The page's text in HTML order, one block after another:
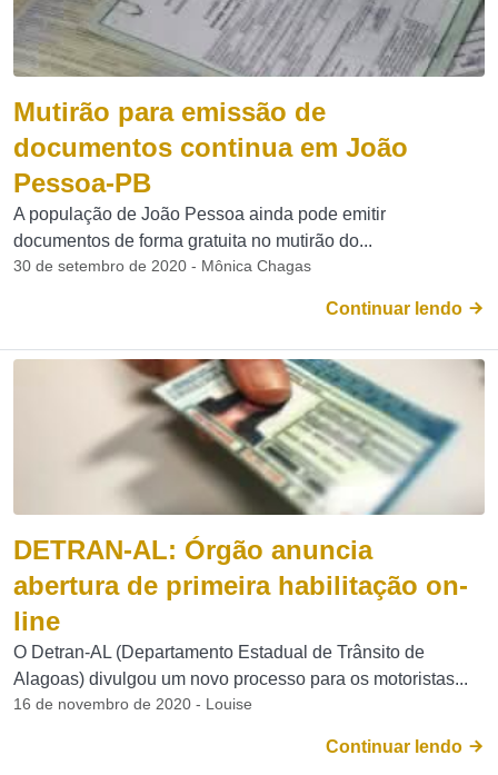
Mutirão para emissão de
documentos continua em João
Pessoa-PB
A população de João Pessoa ainda pode emitir
documentos de forma gratuita no mutirão do...
30 de setembro de 2020 - Mônica Chagas
Continuar lendo
DETRAN-AL: Órgão anuncia
abertura de primeira habilitação on-
line
O Detran-AL (Departamento Estadual de Trânsito de
Alagoas) divulgou um novo processo para os motoristas...
16 de novembro de 2020 - Louise
Continuar lendo